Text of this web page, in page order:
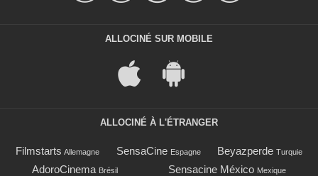
ALLOCINÉ SUR MOBILE
ALLOCINÉ À L'ÉTRANGER
Filmstarts Allemagne SensaCine Espagne Beyazperde Turquie
AdoroCinema Brésil Sensacine México Mexique